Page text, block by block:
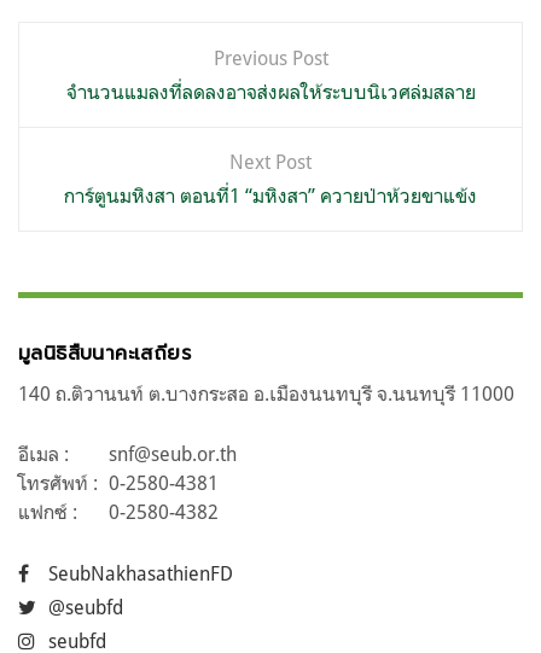
เรื่อง
Previous Post
จำนวนแมลงที่ลดลงอาจส่งผลให้ระบบนิเวศล่มสลาย
Next Post
การ์ตูนมหิงสา ตอนที่1 “มหิงสา” ควายป่าห้วยขาแข้ง
มูลนิธิสืบนาคะเสถียร
140 ถ.ติวานนท์ ต.บางกระสอ อ.เมืองนนทบุรี จ.นนทบุรี 11000
อีเมล :
snf@seub.or.th
โทรศัพท์ : 0-2580-4381
แฟกซ์ :
0-2580-4382
SeubNakhasathienFD
@seubfd
seubfd